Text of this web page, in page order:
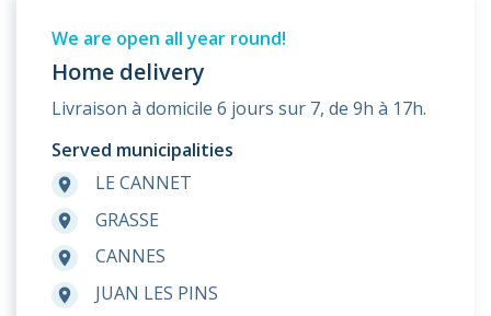
We are open all year round!
Home delivery
Livraison à domicile 6 jours sur 7, de 9h à 17h.
Served municipalities
room LE CANNET
room GRASSE
room CANNES
room JUAN LES PINS